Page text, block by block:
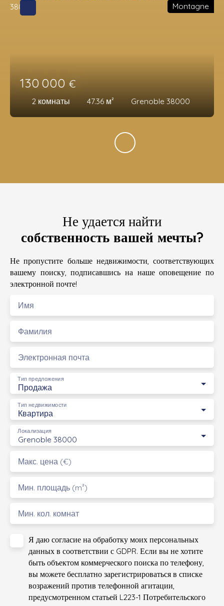
130 000 €
2 комнаты 47.36 м² Grenoble 38000
Montagne
Не удается найти
собственность вашей мечты?
Не пропустите больше недвижимости, соответствующих
вашему поиску, подписавшись на наше оповещение по
электронной почте!
Имя
Фамилия
Электронная почта
Продажа
Тип предложения
Квартира
Тип недвижимости
Grenoble 38000
Локализация
Макс. цена (€)
Мин. площадь (m²)
Мин. кол. комнат
Я даю согласие на обработку моих персональных
данных в соответствии с GDPR. Если вы не хотите
быть объектом коммерческого поиска по телефону,
вы можете бесплатно зарегистрироваться в списке
возражений против телефонной агитации,
предусмотренном статьей L223-1 Потребительского